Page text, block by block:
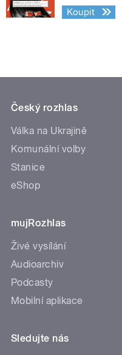
Koupit
Český rozhlas
Válka na Ukrajině
Komunální volby
Stanice
eShop
mujRozhlas
Živé vysílání
Audioarchiv
Podcasty
Mobilní aplikace
Sledujte nás